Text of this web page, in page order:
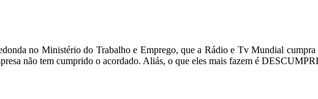
no Ministério do Trabalho e Emprego, que a Rádio e Tv Mundial
não tem cumprido o acordado. Aliás, o que eles mais fazem é